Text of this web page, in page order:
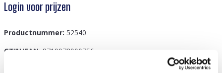
Login voor prijzen
Productnummer: 52540
GTIN/EAN: 8719978900756